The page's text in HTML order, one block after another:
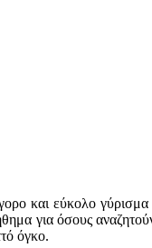
και εύκολο
για όσους
όγκο.